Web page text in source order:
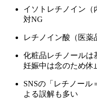
イソトレチノイン（
対NG
レチノイン酸（医薬
化粧品レチノールは
妊娠中は念のため休
SNSの「レチノール
よる誤解も多い